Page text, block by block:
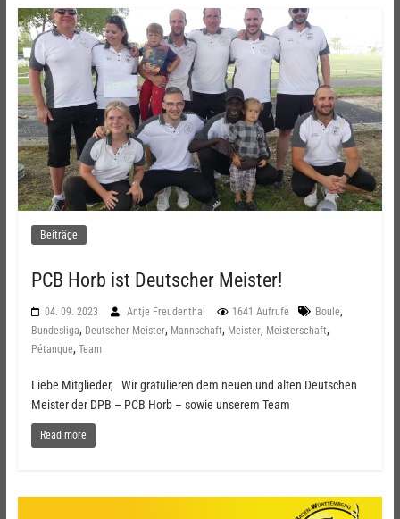
Beiträge
PCB Horb ist Deutscher Meister!
04. 09. 2023 Antje Freudenthal 1641 Aufrufe Boule,
Bundesliga, Deutscher Meister, Mannschaft, Meister, Meisterschaft,
Pétanque, Team
Liebe Mitglieder, Wir gratulieren dem neuen und alten Deutschen
Meister der DPB – PCB Horb – sowie unserem Team
Read more